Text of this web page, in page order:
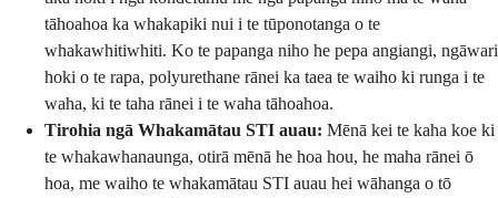
tāhoahoa ka whakapiki nui i te tūponotanga o te
whakawhitiwhiti. Ko te papanga niho he pepa angiangi, ngāwari
hoki o te rapa, polyurethane rānei ka taea te waiho ki runga i te
waha, ki te taha rānei i te waha tāhoahoa.
Tirohia ngā Whakamātau STI auau: Mēnā kei te kaha koe ki
te whakawhanaunga, otirā mēnā he hoa hou, he maha rānei ō
hoa, me waiho te whakamātau STI auau hei wāhanga o tō